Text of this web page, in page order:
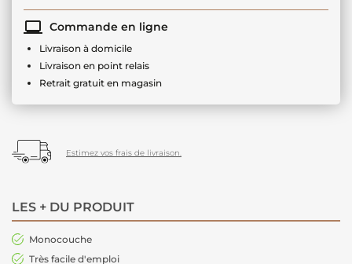
Commande en ligne
Livraison à domicile
Livraison en point relais
Retrait gratuit en magasin
Estimez vos frais de livraison.
LES + DU PRODUIT
Monocouche
Très facile d'emploi